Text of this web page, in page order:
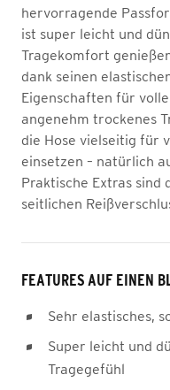
hervorragende
ist super leicht und
Tragekomfort
dank seinen
Eigenschaften für
angenehm trockenes
die Hose vielseitig für
einsetzen – natürlich
Praktische Extras sind
seitlichen
FEATURES AUF EINEN
Sehr elastisches,
Super leicht und
Tragegefühl